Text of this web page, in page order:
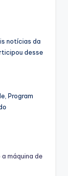
notícias da
desse
Program
máquina de